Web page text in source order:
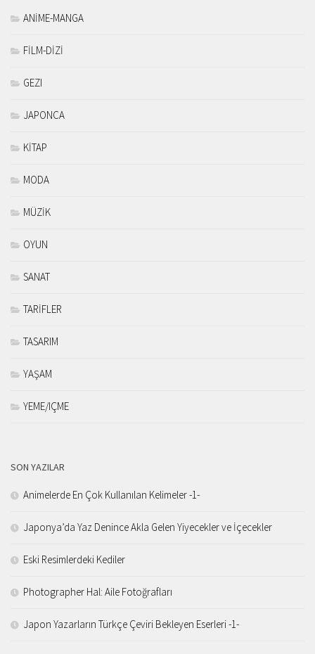
ANİME-MANGA
FİLM-DİZİ
GEZI
JAPONCA
KİTAP
MODA
MÜZİK
OYUN
SANAT
TARİFLER
TASARIM
YAŞAM
YEME/IÇME
SON YAZILAR
Animelerde En Çok Kullanılan Kelimeler -1-
Japonya’da Yaz Denince Akla Gelen Yiyecekler ve İçecekler
Eski Resimlerdeki Kediler
Photographer Hal: Aile Fotoğrafları
Japon Yazarların Türkçe Çeviri Bekleyen Eserleri -1-